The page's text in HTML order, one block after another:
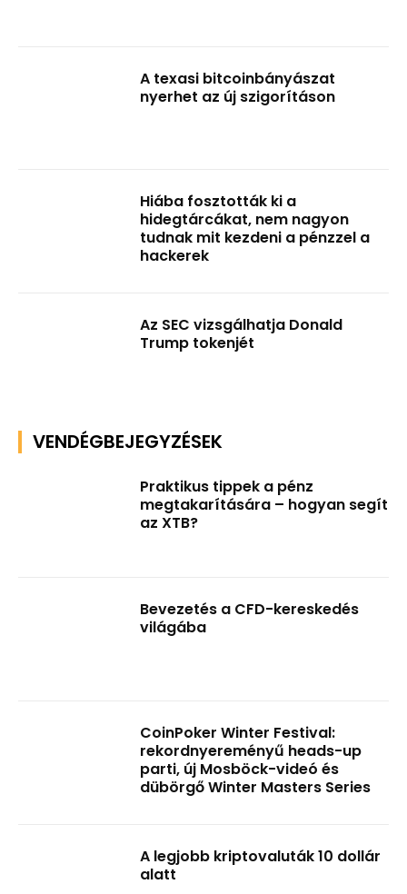
A texasi bitcoinbányászat
nyerhet az új szigorításon
Hiába fosztották ki a
hidegtárcákat, nem nagyon
tudnak mit kezdeni a pénzzel a
hackerek
Az SEC vizsgálhatja Donald
Trump tokenjét
VENDÉGBEJEGYZÉSEK
Praktikus tippek a pénz
megtakarítására – hogyan segít
az XTB?
Bevezetés a CFD-kereskedés
világába
CoinPoker Winter Festival:
rekordnyereményű heads-up
parti, új Mosböck-videó és
dübörgő Winter Masters Series
A legjobb kriptovaluták 10 dollár
alatt